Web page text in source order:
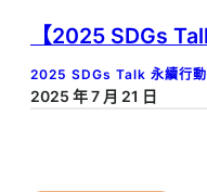
【2025 SDGs
2025 SDGs Talk 永續行
2025 年 7 月 21 日